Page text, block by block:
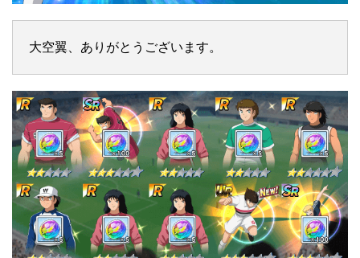
大空翼、ありがとうございます。